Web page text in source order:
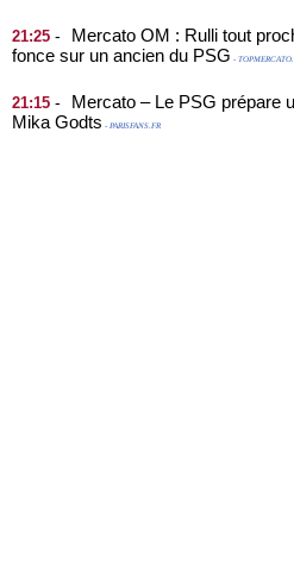
21:25 -
Mercato OM : Rulli tout
fonce sur un ancien du PSG -
21:15 -
Mercato – Le PSG prépare
Mika Godts - PARISFANS.FR